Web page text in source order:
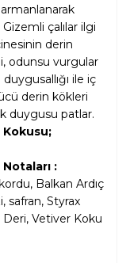
çalılar ilgi
derin
odunsu vurgular
ile iç
derin kökleri
duygusu patlar.
:
Balkan Ardıç
safran, Styrax
Deri, Vetiver Koku